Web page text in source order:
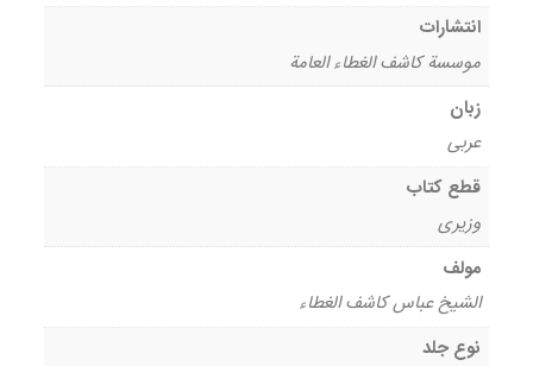
انتشارات
موسسة کاشف الغطاء العامة
زبان
عربی
قطع کتاب
وزیری
مولف
الشیخ عباس کاشف الغطاء
نوع جلد